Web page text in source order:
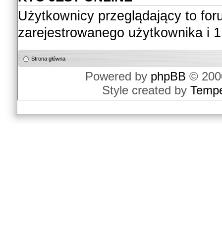
Użytkownicy przeglądający to
zarejestrowanego użytkownika i
Strona główna
Powered by phpBB ©
Style created by